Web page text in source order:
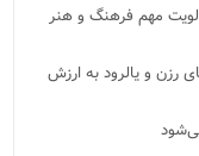
باغ هنر و برگزاری رویدادهای ملی ۲ اولویت مهم فرهنگ و هنر
رزن و یالرود به ارزش